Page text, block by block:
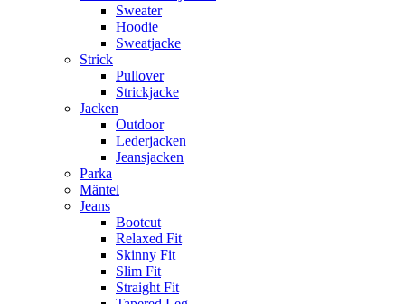
Sweater
Hoodie
Sweatjacke
Strick
Pullover
Strickjacke
Jacken
Outdoor
Lederjacken
Jeansjacken
Parka
Mäntel
Jeans
Bootcut
Relaxed Fit
Skinny Fit
Slim Fit
Straight Fit